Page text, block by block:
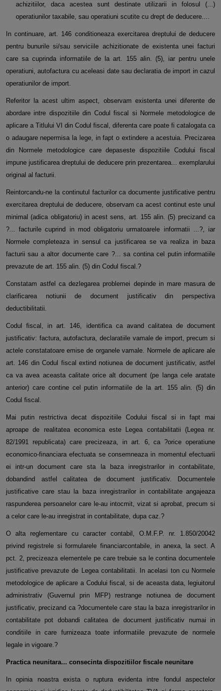
achizitiilor, daca acestea sunt destinate utilizarii in folosul (...)
operatiunilor taxabile, sau operatiuni scutite cu drept de deducere....
In continuare, art. 146 conditioneaza exercitarea dreptului de deducere
pentru bunurile si/sau serviciile achizitionate de existenta unei facturi
care sa cuprinda informatiile de la art. 155 alin. (5), iar pentru unele
operatiuni, autofactura cu aceleasi date sau declaratia de import in cazul
operatiunilor de import.
Referitor la acest ultim aspect, observam existenta unei diferente de
abordare intre dispozitiile din Codul fiscal si Normele metodologice de
aplicare a Titlului VI din Codul fiscal, diferenta care poate fi catalogata ca
o adaugare nepermisa la lege, in fapt o extindere a acestuia. Precizarea
din Normele metodologice care depaseste dispozitiile Codului fiscal
impune justificarea dreptului de deducere prin prezentarea... exemplarului
original al facturii.
Reintorcandu-ne la continutul facturilor ca documente justificative pentru
exercitarea dreptului de deducere, observam ca acest continut este unul
minimal (adica obligatoriu) in acest sens, art. 155 alin. (5) precizand ca
?... facturile cuprind in mod obligatoriu urmatoarele informatii ...?, iar
Normele completeaza in sensul ca justificarea se va realiza in baza
facturii sau a altor documente care ?... sa contina cel putin informatiile
prevazute de art. 155 alin. (5) din Codul fiscal.?
Constatam astfel ca dezlegarea problemei depinde in mare masura de
clarificarea notiunii de document justificativ din perspectiva
deductibilitatii.
Codul fiscal, in art. 146, identifica ca avand calitatea de document
justificativ: factura, autofactura, declaratiile vamale de import, precum si
actele constatatoare emise de organele vamale. Normele de aplicare ale
art. 146 din Codul fiscal extind notiunea de document justificativ, astfel
ca va avea aceasta calitate orice alt document (pe langa cele aratate
anterior) care contine cel putin informatiile de la art. 155 alin. (5) din
Codul fiscal.
Mai putin restrictiva decat dispozitiile Codului fiscal si in fapt mai
aproape de realitatea economica este Legea contabilitatii (Legea nr.
82/1991 republicata) care precizeaza, in art. 6, ca ?orice operatiune
economico-financiara efectuata se consemneaza in momentul efectuarii
ei intr-un document care sta la baza inregistrarilor in contabilitate,
dobandind astfel calitatea de document justificativ. Documentele
justificative care stau la baza inregistrarilor in contabilitate angajeaza
raspunderea persoanelor care le-au intocmit, vizat si aprobat, precum si
a celor care le-au inregistrat in contabilitate, dupa caz.?
O alta reglementare cu caracter contabil, O.M.F.P. nr. 1.850/20042
privind registrele si formularele financiarcontabile, in anexa, la sect. A
pct. 2, precizeaza elementele pe care trebuie sa le contina documentele
justificative prevazute de Legea contabilitatii. In acelasi ton cu Normele
metodologice de aplicare a Codului fiscal, si de aceasta data, legiuitorul
administrativ (Guvernul prin MFP) restrange notiunea de document
justificativ, precizand ca ?documentele care stau la baza inregistrarilor in
contabilitate pot dobandi calitatea de document justificativ numai in
conditiile in care furnizeaza toate informatiile prevazute de normele
legale in vigoare.?
Practica neunitara... consecinta dispozitiilor fiscale neunitare
In opinia noastra exista o ruptura evidenta intre fondul aspectelor